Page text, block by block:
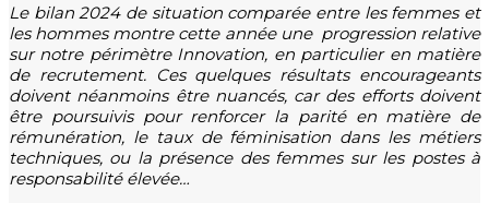
Le bilan 2024 de situation comparée entre les femmes et
les hommes montre cette année une progression relative
sur notre périmètre Innovation, en particulier en matière
de recrutement. Ces quelques résultats encourageants
doivent néanmoins être nuancés, car des efforts doivent
être poursuivis pour renforcer la parité en matière de
rémunération, le taux de féminisation dans les métiers
techniques, ou la présence des femmes sur les postes à
responsabilité élevée…